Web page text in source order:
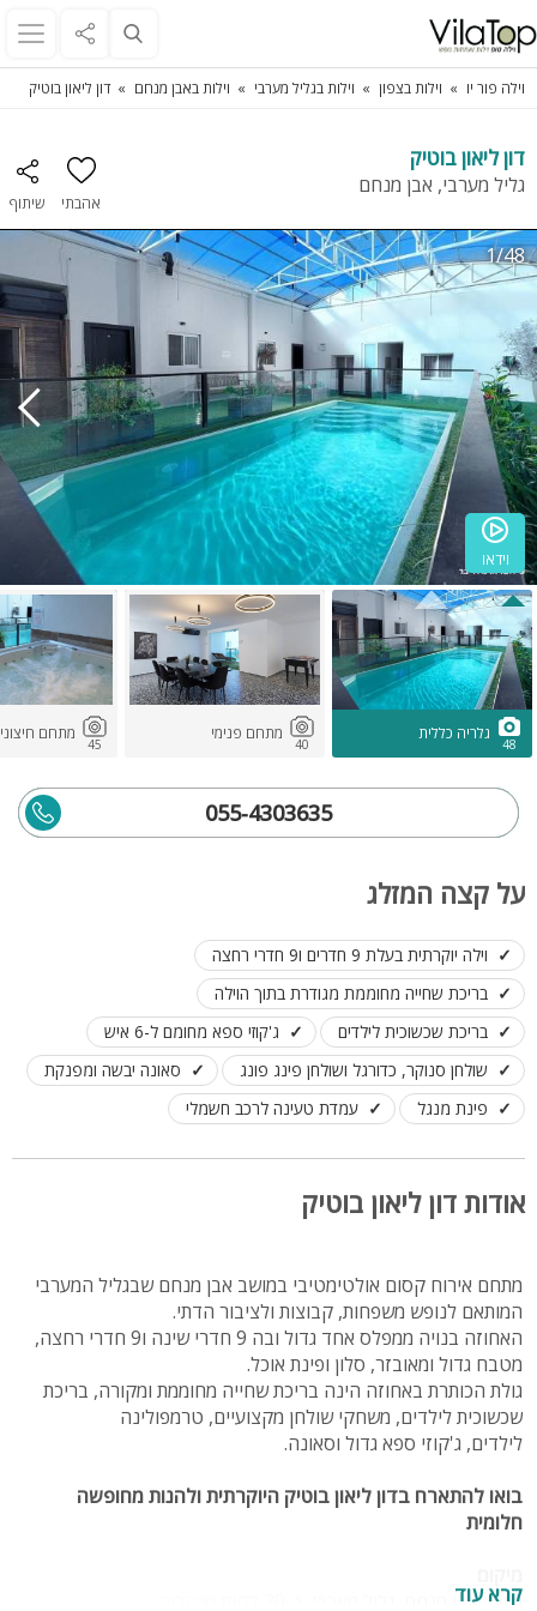
וילה פור יו וילות בצפון וילות בגליל מערבי וילות באבן מנחם דון ליאון בוטיק
דון ליאון בוטיק
גליל מערבי, אבן מנחם
אהבתי שיתוף
וידאו
1/48
48
גלריה כללית
40
מתחם פנימי
45
מתחם חיצוני
055-4303635
על קצה המזלג
וילה יוקרתית בעלת 9 חדרים ו9 חדרי רחצה
בריכת שחייה מחוממת מגודרת בתוך הוילה
בריכת שכשוכית לילדים
ג'קוזי ספא מחומם ל-6 איש
שולחן סנוקר, כדורגל ושולחן פינג פונג
סאונה יבשה ומפנקת
פינת מנגל
עמדת טעינה לרכב חשמלי
אודות דון ליאון בוטיק
מתחם אירוח קסום אולטימטיבי במושב אבן מנחם שבגליל המערבי
המותאם לנופש משפחות, קבוצות ולציבור הדתי.
האחוזה בנויה ממפלס אחד גדול ובה 9 חדרי שינה ו9 חדרי רחצה,
מטבח גדול ומאובזר, סלון ופינת אוכל.
גולת הכותרת באחוזה הינה בריכת שחייה מחוממת ומקורה, בריכת
שכשוכית לילדים, משחקי שולחן מקצועיים, טרמפולינה
לילדים, ג'קוזי ספא גדול וסאונה.
בואו להתארח בדון ליאון בוטיק היוקרתית ולהנות מחופשה
חלומית
מושב אבן מנחם, גליל מערבי, כ-30 דקות מנהריה
קרא עוד